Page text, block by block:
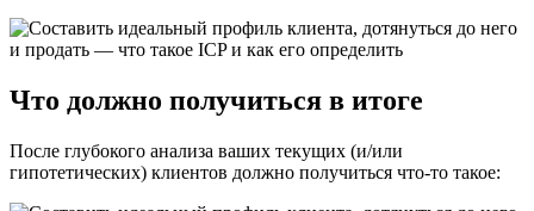
Что должно получиться в итоге
После глубокого анализа ваших текущих (и/или
гипотетических) клиентов должно получиться что-то такое: